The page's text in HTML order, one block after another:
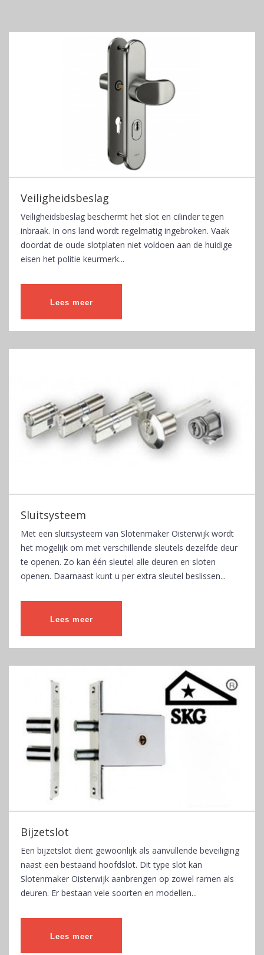
Veiligheidsbeslag
Veiligheidsbeslag beschermt het slot en cilinder tegen
inbraak. In ons land wordt regelmatig ingebroken. Vaak
doordat de oude slotplaten niet voldoen aan de huidige
eisen het politie keurmerk...
Lees meer
Sluitsysteem
Met een sluitsysteem van Slotenmaker Oisterwijk wordt
het mogelijk om met verschillende sleutels dezelfde deur
te openen. Zo kan één sleutel alle deuren en sloten
openen. Daarnaast kunt u per extra sleutel beslissen...
Lees meer
Bijzetslot
Een bijzetslot dient gewoonlijk als aanvullende beveiliging
naast een bestaand hoofdslot. Dit type slot kan
Slotenmaker Oisterwijk aanbrengen op zowel ramen als
deuren. Er bestaan vele soorten en modellen...
Lees meer